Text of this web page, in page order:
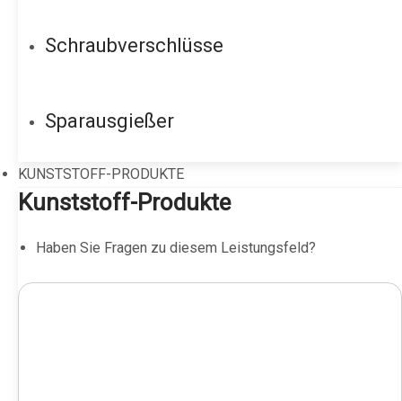
Schraubverschlüsse
Sparausgießer
KUNSTSTOFF-PRODUKTE
Kunststoff-Produkte
Haben Sie Fragen zu diesem Leistungsfeld?